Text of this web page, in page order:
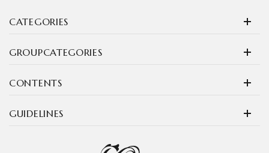
CATEGORIES
GROUPCATEGORIES
CONTENTS
GUIDELINES